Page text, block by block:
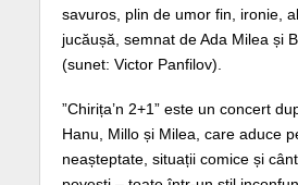
savuros, plin de umor fin, ironie,
jucăușă, semnat de Ada Milea și
(sunet: Victor Panfilov).
”Chirița’n 2+1” este un concert
Hanu, Millo și Milea, care aduce
neașteptate, situații comice și